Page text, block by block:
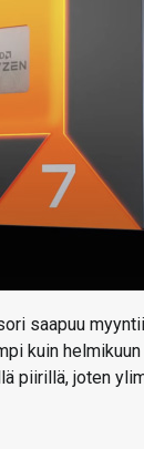
saapuu
kuin
piirillä, joten